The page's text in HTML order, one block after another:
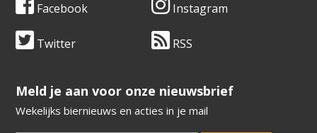
Facebook Instagram
Twitter RSS
​​​​​​​Meld je aan voor onze nieuwsbrief
Wekelijks biernieuws en acties in je mail